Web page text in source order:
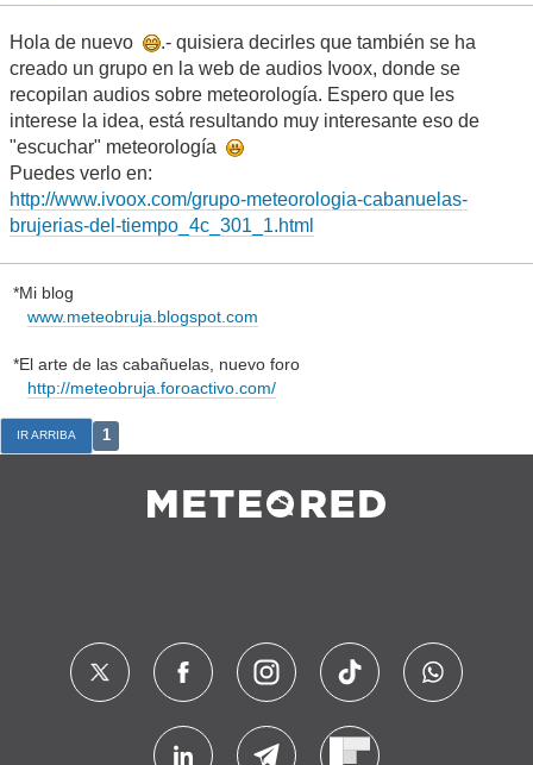
Hola de nuevo
.- quisiera decirles que también se ha
creado un grupo en la web de audios Ivoox, donde se
recopilan audios sobre meteorología. Espero que les
interese la idea, está resultando muy interesante eso de
"escuchar" meteorología
Puedes verlo en:
http://www.ivoox.com/grupo-meteorologia-cabanuelas-
brujerias-del-tiempo_4c_301_1.html
*Mi blog
www.meteobruja.blogspot.com
*El arte de las cabañuelas, nuevo foro
http://meteobruja.foroactivo.com/
IR ARRIBA 1